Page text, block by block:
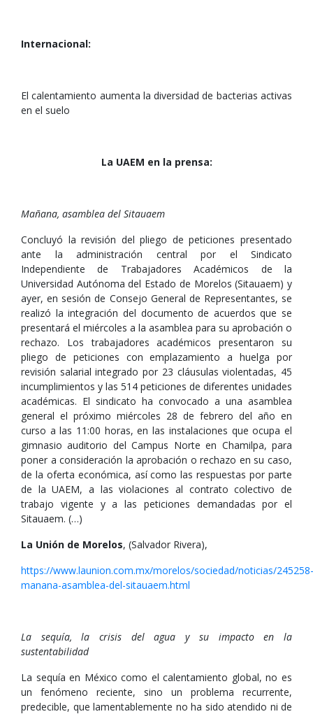
Internacional:
El calentamiento aumenta la diversidad de bacterias activas
en el suelo
La UAEM en la prensa:
Mañana, asamblea del Sitauaem
Concluyó la revisión del pliego de peticiones presentado
ante la administración central por el Sindicato
Independiente de Trabajadores Académicos de la
Universidad Autónoma del Estado de Morelos (Sitauaem) y
ayer, en sesión de Consejo General de Representantes, se
realizó la integración del documento de acuerdos que se
presentará el miércoles a la asamblea para su aprobación o
rechazo. Los trabajadores académicos presentaron su
pliego de peticiones con emplazamiento a huelga por
revisión salarial integrado por 23 cláusulas violentadas, 45
incumplimientos y las 514 peticiones de diferentes unidades
académicas. El sindicato ha convocado a una asamblea
general el próximo miércoles 28 de febrero del año en
curso a las 11:00 horas, en las instalaciones que ocupa el
gimnasio auditorio del Campus Norte en Chamilpa, para
poner a consideración la aprobación o rechazo en su caso,
de la oferta económica, así como las respuestas por parte
de la UAEM, a las violaciones al contrato colectivo de
trabajo vigente y a las peticiones demandadas por el
Sitauaem. (…)
La Unión de Morelos, (Salvador Rivera),
https://www.launion.com.mx/morelos/sociedad/noticias/245258-
manana-asamblea-del-sitauaem.html
La sequía, la crisis del agua y su impacto en la
sustentabilidad
La sequía en México como el calentamiento global, no es
un fenómeno reciente, sino un problema recurrente,
predecible, que lamentablemente no ha sido atendido ni de